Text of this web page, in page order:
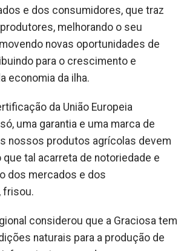
e dos consumidores, que traz
melhorando o seu
novas oportunidades de
para o crescimento e
economia da ilha.
da União Europeia
uma garantia e uma marca de
nossos produtos agrícolas devem
que tal acarreta de notoriedade e
dos mercados e dos
frisou.
considerou que a Graciosa tem
naturais para a produção de